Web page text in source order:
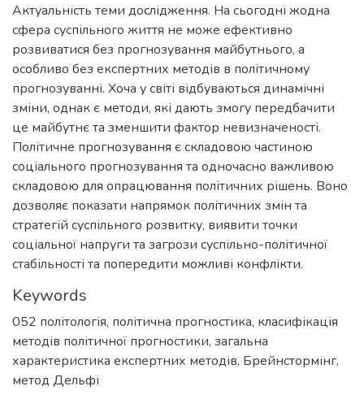
Актуальність теми дослідження. На сьогодні жодна
сфера суспільного життя не може ефективно
розвиватися без прогнозування майбутнього, а
особливо без експертних методів в політичному
прогнозуванні. Хоча у світі відбуваються динамічні
зміни, однак є методи, які дають змогу передбачити
це майбутнє та зменшити фактор невизначеності.
Політичне прогнозування є складовою частиною
соціального прогнозування та одночасно важливою
складовою для опрацювання політичних рішень. Воно
дозволяє показати напрямок політичних змін та
стратегій суспільного розвитку, виявити точки
соціальної напруги та загрози суспільно-політичної
стабільності та попередити можливі конфлікти.
Keywords
052 політологія, політична прогностика, класифікація
методів політичної прогностики, загальна
характеристика експертних методів, Брейнстормінг,
метод Дельфі